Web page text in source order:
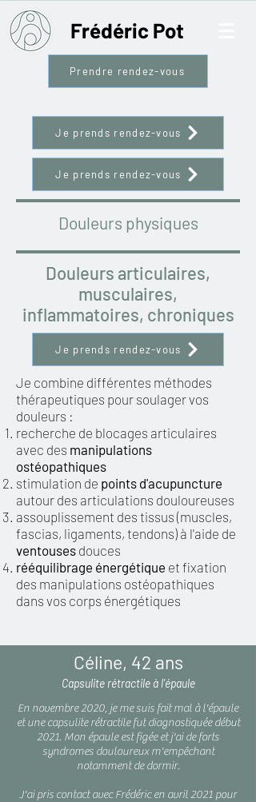
Frédéric Pot
Prendre rendez-vous
Je prends rendez-vous
Je prends rendez-vous
Douleurs physiques
Douleurs articulaires,
musculaires,
inflammatoires, chroniques
Je prends rendez-vous
Je combine différentes méthodes
thérapeutiques pour soulager vos
douleurs :
recherche de blocages articulaires
avec des manipulations
ostéopathiques
stimulation de points d'acupuncture
autour des articulations douloureuses
assouplissement des tissus (muscles,
fascias, ligaments, tendons) à l'aide de
ventouses douces
rééquilibrage énergétique et fixation
des manipulations ostéopathiques
dans vos corps énergétiques
Céline, 42 ans
Capsulite rétractile à l'épaule
En novembre 2020, je me suis fait mal à l'épaule
et une capsulite rétractile fut diagnostiquée début
2021. Mon épaule est figée et j'ai de forts
syndromes douloureux m'empêchant
notamment de dormir.
J'ai pris contact avec Frédéric en avril 2021 pour